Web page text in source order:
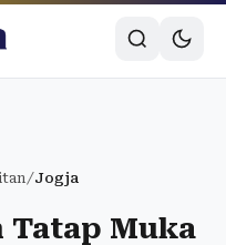
/Jogja
Tatap Muka